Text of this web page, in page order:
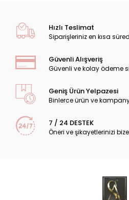
Hızlı Teslimat
Siparişleriniz en kısa
Güvenli Alışveriş
Güvenli ve kolay ödeme
Geniş Ürün Yelpazesi
Binlerce ürün ve
7 / 24 DESTEK
Öneri ve şikayetlerinizi